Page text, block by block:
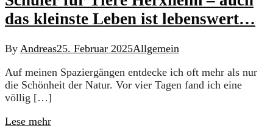
das kleinste Leben ist lebenswert…
By Andreas25. Februar 2025Allgemein
Auf meinen Spaziergängen entdecke ich oft mehr als nur
die Schönheit der Natur. Vor vier Tagen fand ich eine
völlig […]
Lese mehr